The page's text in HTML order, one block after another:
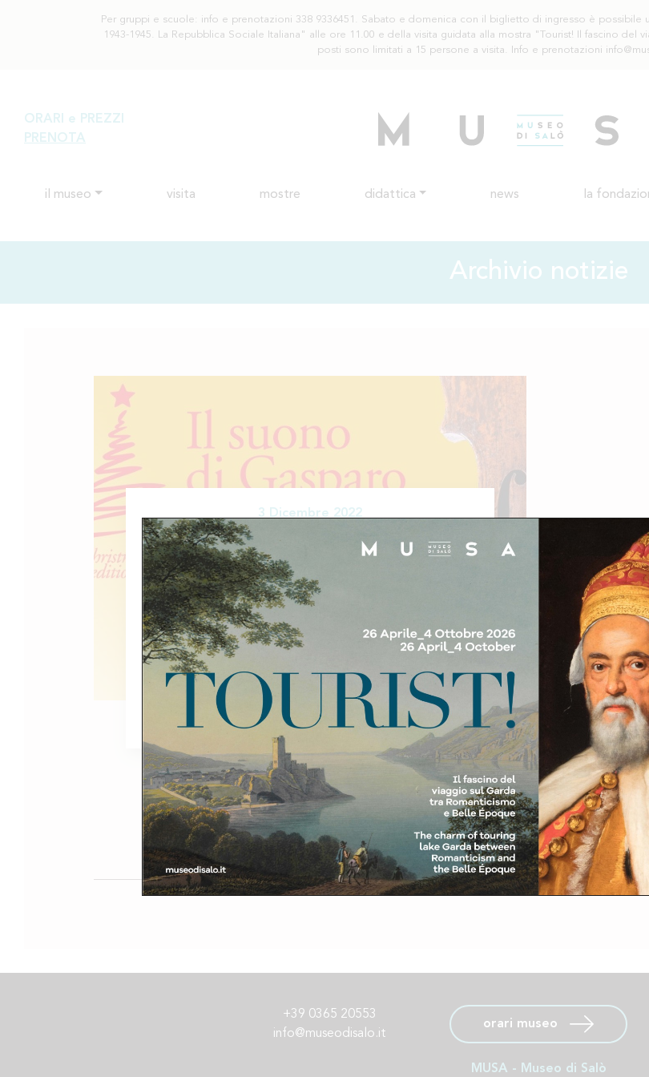
Per gruppi e scuole: info e prenotazioni 338 9336451. Sabato e domenica con il biglietto di ingresso è possibile
1943-1945. La Repubblica Sociale Italiana" alle ore 11.00 e della visita guidata alla mostra "Tourist! Il fascino del
posti sono limitati a 15 persone a visita. Info e prenotazioni
ORARI e PREZZI
PRENOTA
il museo visita mostre didattica news la
Archivio notizie
3 Dicembre 2022
Il Suono di Gasparo – 17 dicembre 2022
Christmas edition – Natale a Salò Dopo il successo delle
precedenti edizioni, torna Il Suono di Gasparo, in un’inedita
versione natalizia! Il Contrabbasso Biondo (già Colonna),
realizzato da Gasparo da Salò attorno al 1590, uscirà dalla
sua teca per un’istante musicale di pura bellezza. Il prezioso
strumento verrà suonato dal M° Giovanni Pietro Fanchini e
leggi di più
+39 0365 20553
info@museodisalo.it
orari museo
MUSA - Museo di Salò